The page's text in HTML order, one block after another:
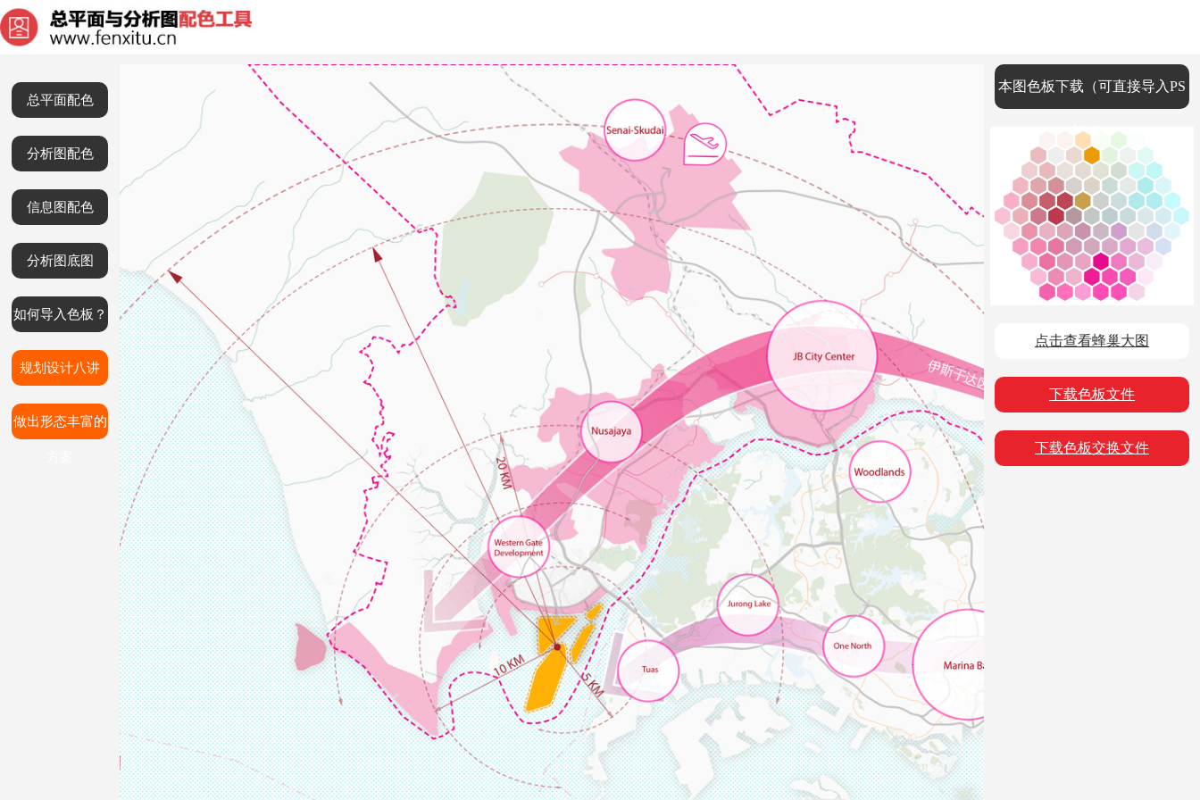
总平面配色
分析图配色
信息图配色
分析图底图
如何导入色板？
规划设计八讲
做出形态丰富的
本图色板下载（可直接导入PS
与AI）
点击查看蜂巢大图
下载色板文件
下载色板交换文件